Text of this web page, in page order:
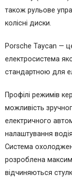
також рульове
колісні диски.
Porsche Taycan —
електросистема
стандартною для
Профілі режимів
можливість
електричного
налаштування
Система
розроблена
відчиняються